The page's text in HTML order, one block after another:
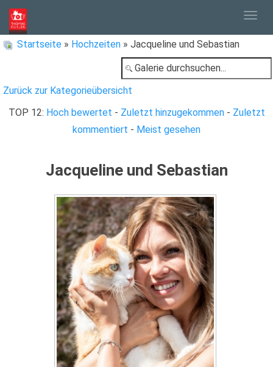
Startseite » Hochzeiten » Jacqueline und Sebastian
Zurück zur Kategorieübersicht
TOP 12: Hoch bewertet - Zuletzt hinzugekommen- Zuletzt
kommentiert - Meist gesehen
Jacqueline und Sebastian